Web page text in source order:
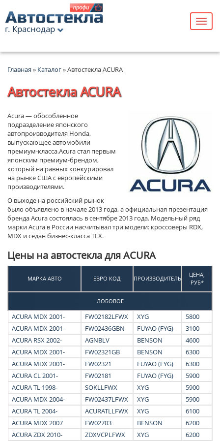
г. Краснодар
Главная » Каталог» Автостекла ACURA
Автостекла ACURA
Acura — обособленное
подразделение японского
автопроизводителя Honda,
выпускающее автомобили
премиум-класса.Acura стал первым
японским премиум-брендом,
который на равных конкурировал
на рынке США с европейскими
производителями.
О выходе на российский рынок
было объявлено в начале 2013 года, а официальная презентация
бренда Acura состоялась в сентябре 2013 года. Модельный ряд
марки Acura в России насчитывал три модели: кроссоверы RDX,
MDX и седан бизнес-класса TLX.
Цены на автостекла для ACURA
МАРКА АВТО ЕВРО КОД ПРОИЗВОДИТЕЛЬ
ЦЕНА,
РУБ*
ЛОБОВОЕ
ACURA MDX 2001- FW02182LFWX XYG
5800
ACURA MDX 2001-
FW02436GBN FUYAO (FYG)
3100
ACURA RSX 2002-
AGNBLV BENSON
4600
ACURA MDX 2001-
FW02321GB BENSON
6300
ACURA MDX 2001-
FW02321 FUYAO (FYG)
6300
ACURA CL 2001-
FW02181 FUYAO (FYG)
5900
ACURA TL 1998-
SOKLLFWX XYG
5900
ACURA MDX 2004-
FW02437LFWX XYG
5900
ACURA TL 2004-
ACURATLLFWX XYG
6100
ACURA MDX 2007
FW02703 BENSON
6200
ACURA ZDX 2010-
ZDXVCPLFWX XYG 6200